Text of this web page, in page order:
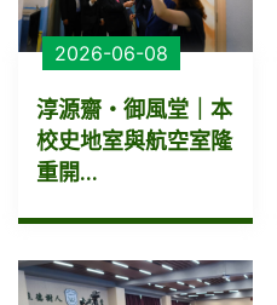
2026-06-08
淳源齋・御風堂｜本
校史地室與航空室隆
重開...